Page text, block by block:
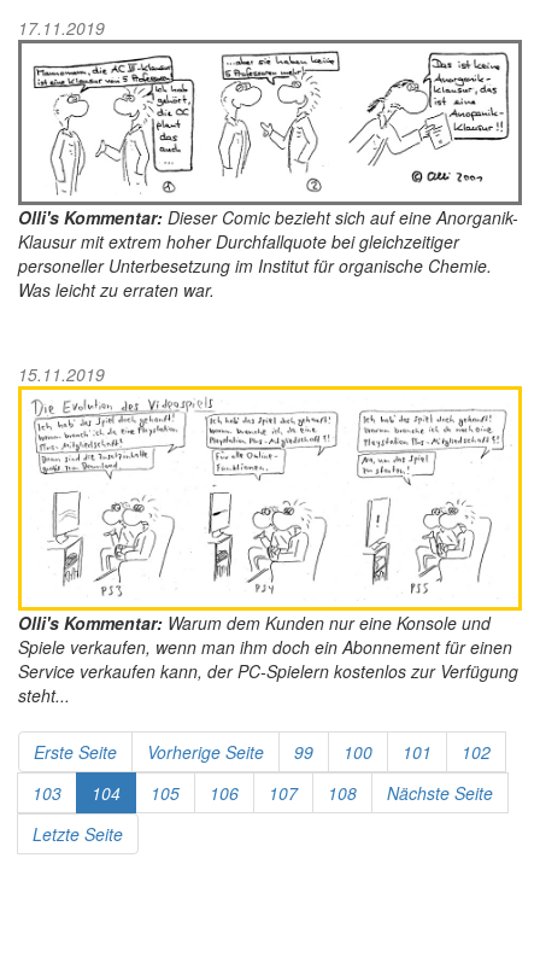
17.11.2019
Olli's Kommentar: Dieser Comic bezieht sich auf eine Anorganik-
Klausur mit extrem hoher Durchfallquote bei gleichzeitiger
personeller Unterbesetzung im Institut für organische Chemie.
Was leicht zu erraten war.
15.11.2019
Olli's Kommentar: Warum dem Kunden nur eine Konsole und
Spiele verkaufen, wenn man ihm doch ein Abonnement für einen
Service verkaufen kann, der PC-Spielern kostenlos zur Verfügung
steht...
Erste Seite Vorherige Seite 99 100 101
102
103
104 105 106 107 108
Nächste Seite
Letzte Seite